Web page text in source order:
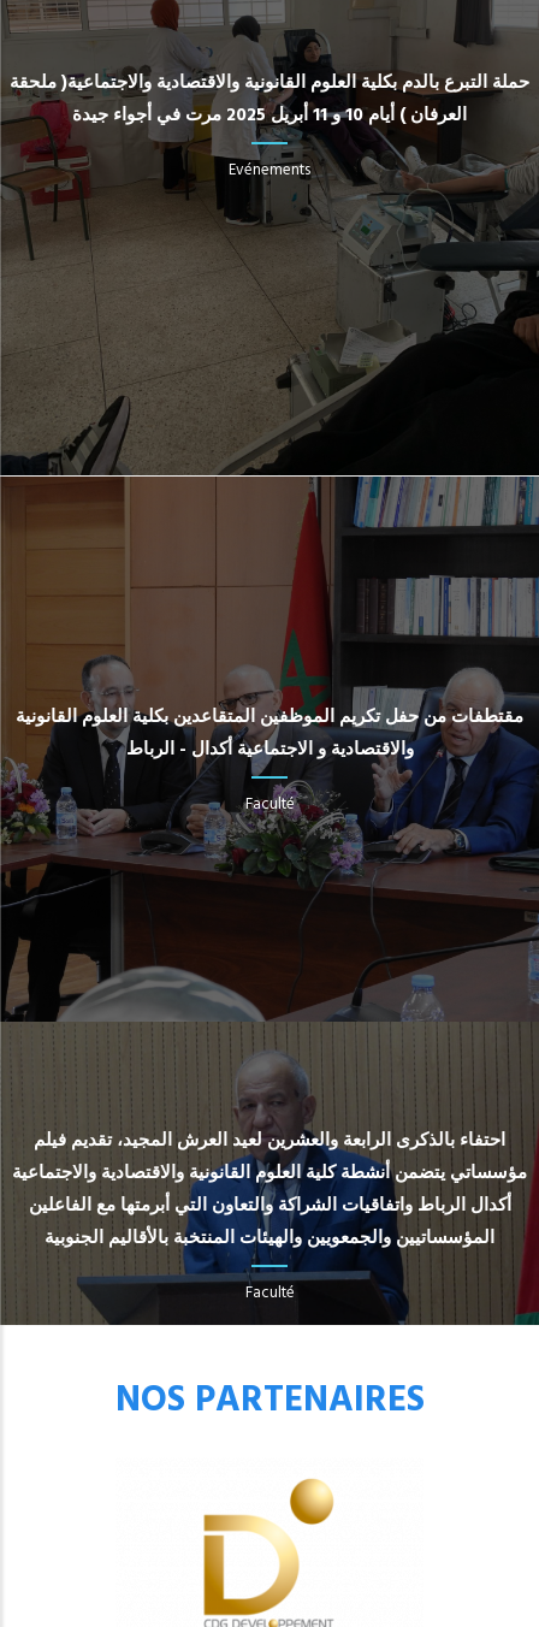
حملة التبرع بالدم بكلية العلوم القانونية والاقتصادية والاجتماعية( ملحقة
العرفان ) أيام 10 و 11 أبريل 2025 مرت في أجواء جيدة
Evénements
مقتطفات من حفل تكريم الموظفين المتقاعدين بكلية العلوم القانونية
والاقتصادية و الاجتماعية أكدال - الرباط
Faculté
احتفاء بالذكرى الرابعة والعشرين لعيد العرش المجيد، تقديم فيلم
مؤسساتي يتضمن أنشطة كلية العلوم القانونية والاقتصادية والاجتماعية
أكدال الرباط واتفاقيات الشراكة والتعاون التي أبرمتها مع الفاعلين
المؤسساتيين والجمعويين والهيئات المنتخبة بالأقاليم الجنوبية
Faculté
NOS PARTENAIRES